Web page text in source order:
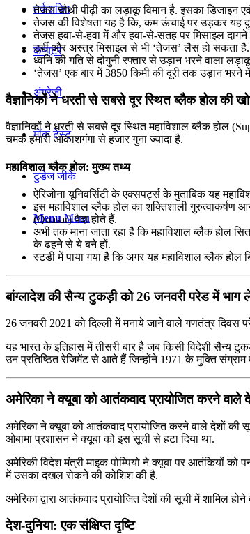
तर्कशक्ति
कंप्यूटर
अंग्रेजी
मॉक टेस्ट
टुडेज जीके
Menu Menu
तेजस चौथी पीढ़ी का लड़ाकू विमान है. इसका डिजाइन
तेजस की विशेषता यह है कि, कम ऊंचाई पर उड़कर यह
तेजस हवा-से-हवा में और हवा-से-सतह पर मिसाइल
डर्बी और अस्त्र मिसाइल से भी ‘तेजस’ लैस हो सकता
ध्वनि की गति से दोगुनी रफ्तार से उड़ान भरने वाला
‘तेजस’ एक बार में 3850 किमी की दूरी तक उड़ान
वैज्ञानिकों ने धरती से सबसे दूर स्थित ब्लैक होल की
वैज्ञानिकों ने धरती से सबसे दूर स्थित महाविशाल ब्लैक होल
चमक हमारी आकाशगंगा से हजार गुना ज्यादा है.
महाविशाल ब्लैक होल: मुख्य तथ्य
ऐरिजोना यूनिवर्सिटी के एक्सपर्ट्स के मुताबिक यह
इस महाविशाल ब्लैक होल का शक्तिशाली गुरुत्वाकर्षण
(Quasar) पैदा होते हैं.
अभी तक माना जाता रहा है कि महाविशाल ब्लैक होल
के ढहने से ये बने हों.
स्टडी में पाया गया है कि अगर यह महाविशाल ब्लैक
बांग्‍लादेश की सैन्य टुकड़ी को 26 जनवरी परेड में भाग
26 जनवरी 2021 को दिल्ली में मनाये जाने वाले गणतंत्र
यह भारत के इतिहास में तीसरी बार है जब किसी विदेशी सैन्य
उन प्रतिष्ठित रेजिमेंट से आते हैं जिन्‍होंने 1971 के मुक्ति संग्राम
अमेरिका ने क्यूबा को आतंकवाद प्रायोजित करने वाले
अमेरिका ने क्यूबा को आतंकवाद प्रायोजित करने वाले देशों की
ओबामा प्रशासन ने क्यूबा को इस सूची से हटा दिया था.
अमेरिकी विदेश मंत्री माइक पोम्पियो ने क्यूबा पर आतंकियों
में उसका दखल रोकने की कोशिश की है.
अमेरिका द्वारा आतंकवाद प्रायोजित देशों की सूची में शामिल
देश-दुनिया: एक संक्षिप्त दृष्टि